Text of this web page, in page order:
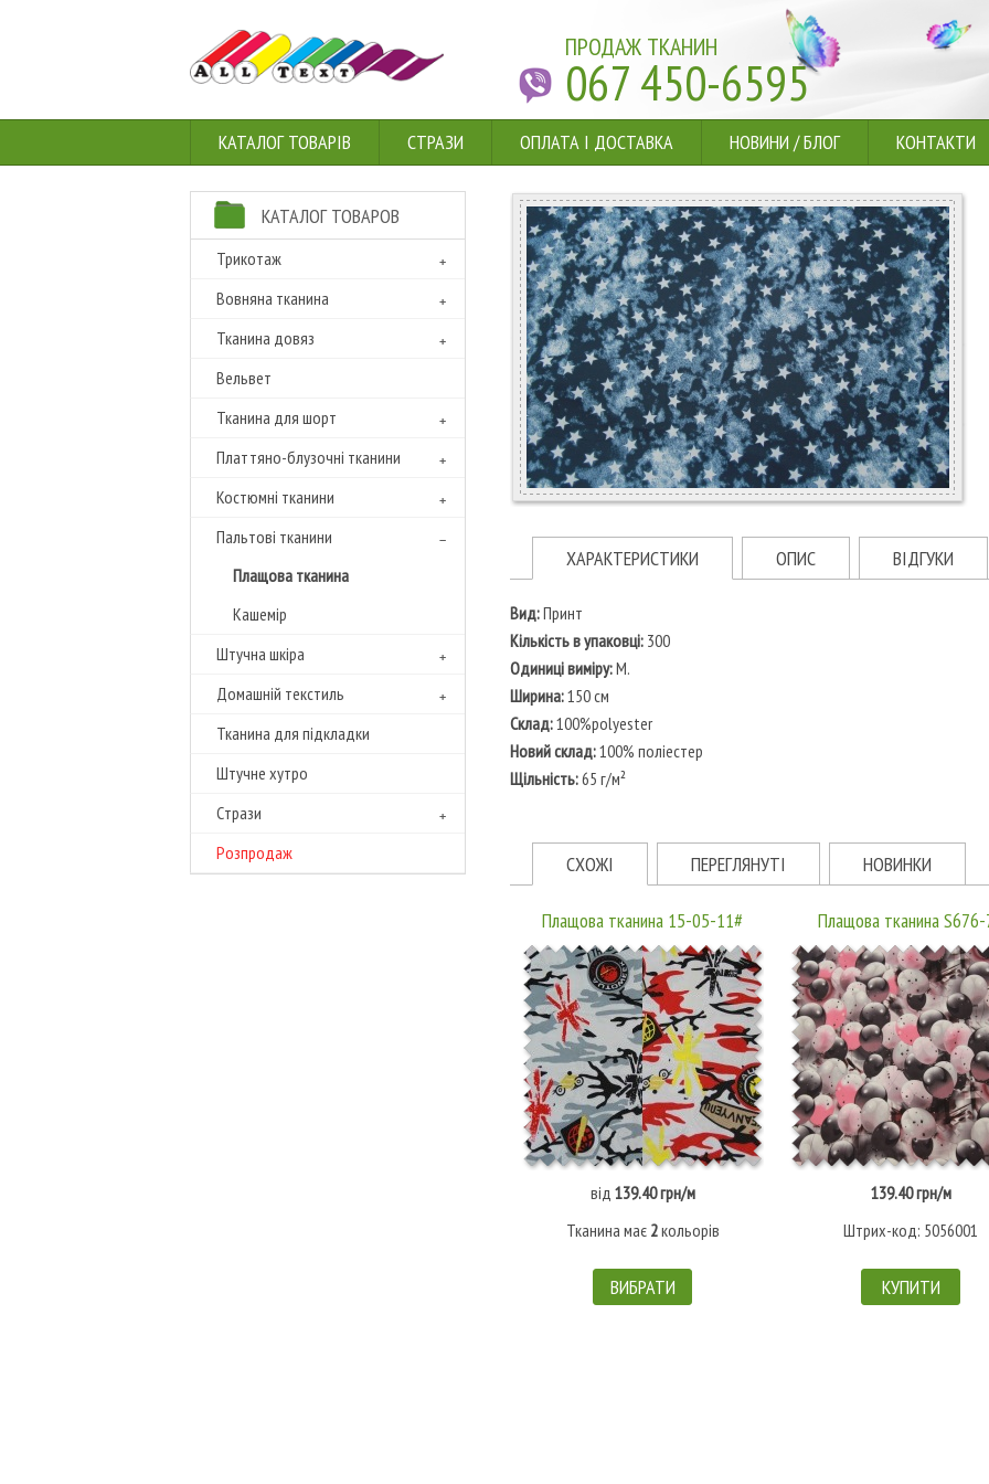
ПРОДАЖ ТКАНИН
067 450-6595
КАТАЛОГ ТОВАРІВ СТРАЗИ ОПЛАТА І ДОСТАВКА НОВИНИ /БЛОГ КОНТАКТИ
КАТАЛОГ ТОВАРОВ
Трикотаж
Вовняна тканина
Тканина довяз
Вельвет
Тканина для шорт
Платтяно-блузочні тканини
Костюмні тканини
Пальтові тканини
Плащова тканина
Кашемір
Штучна шкіра
Домашній текстиль
Тканина для підкладки
Штучне хутро
Cтрази
Розпродаж
ХАРАКТЕРИСТИКИ ОПИС ВІДГУКИ
Вид:Принт
Кількість в упаковці: 300
Одиниці виміру:М.
Ширина:150 см
Склад:100%polyester
Новий склад:100% поліестер
Щільність:65 г/м²
СХОЖІ ПЕРЕГЛЯНУТІ НОВИНКИ
Плащова тканина 15-05-11#
від 139.40 грн/м
Тканина має 2кольорів
ВИБРАТИ
Плащова тканина
139.40 грн/м
Штрих-код: 5056001
КУПИТИ